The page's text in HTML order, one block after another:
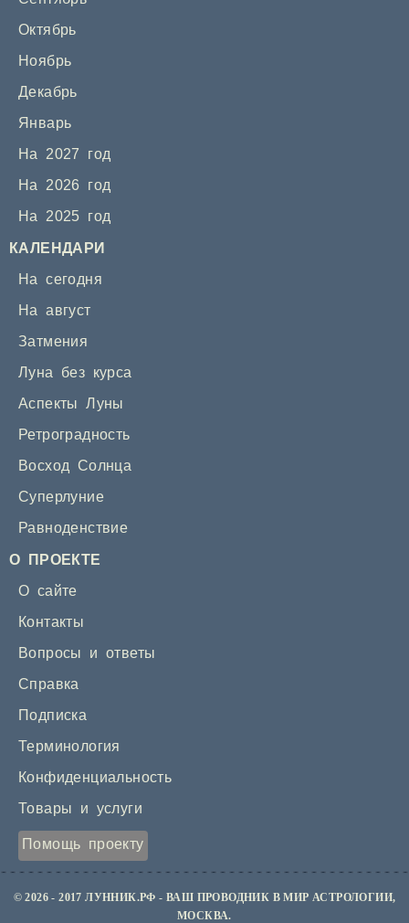
Октябрь
Ноябрь
Декабрь
Январь
На 2027 год
На 2026 год
На 2025 год
КАЛЕНДАРИ
На сегодня
На август
Затмения
Луна без курса
Аспекты Луны
Ретроградность
Восход Солнца
Суперлуние
Равноденствие
О ПРОЕКТЕ
О сайте
Контакты
Вопросы и ответы
Справка
Подписка
Терминология
Конфиденциальность
Товары и услуги
Помощь проекту
© 2026 - 2017 ЛУННИК.РФ - ВАШ ПРОВОДНИК В МИР АСТРОЛОГИИ,
МОСКВА.